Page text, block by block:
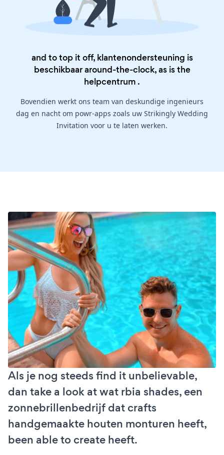
and to top it off, klantenondersteuning is
beschikbaar around-the-clock, as is the
helpcentrum .
Bovendien werkt ons team van deskundige ingenieurs
dag en nacht om powr-apps zoals uw Strikingly Wedding
Invitation voor u te laten werken.
Als je nog steeds find it unbelievable,
dan take a look at wat rbia shades, een
zonnebrillenbedrijf dat crafts
handgemaakte houten monturen heeft,
been able to create heeft.